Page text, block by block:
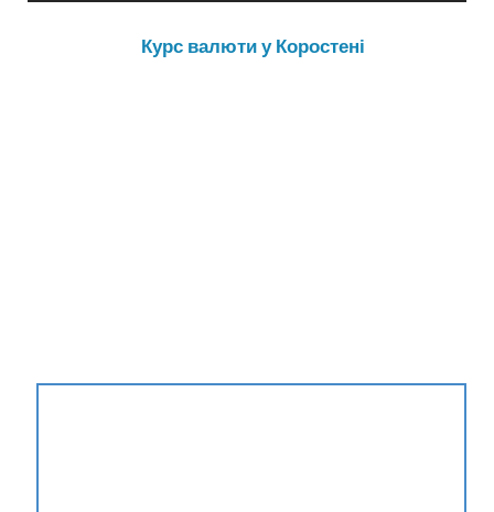
Курс валюти у Коростені